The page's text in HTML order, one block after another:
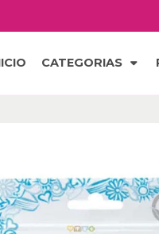
CATEGORIAS